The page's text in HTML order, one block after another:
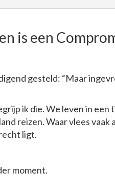
is een
gesteld: “Maar
ik die. We leven in een
reizen. Waar vlees vaak
ligt.
moment.